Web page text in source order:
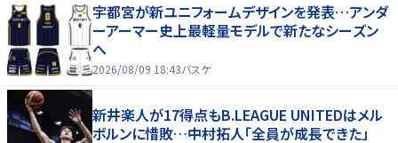
宇都宮が新ユニフォームデザインを発表…アンダ
ーアーマー史上最軽量モデルで新たなシーズン
へ
2026/08/09 18:43バスケ
新井楽人が17得点もB.LEAGUE UNITEDはメル
ボルンに惜敗…中村拓人「全員が成長できた」